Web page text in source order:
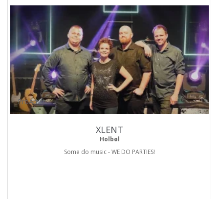
ProArtist
XLENT
Holbøl
Some do music - WE DO PARTIES!